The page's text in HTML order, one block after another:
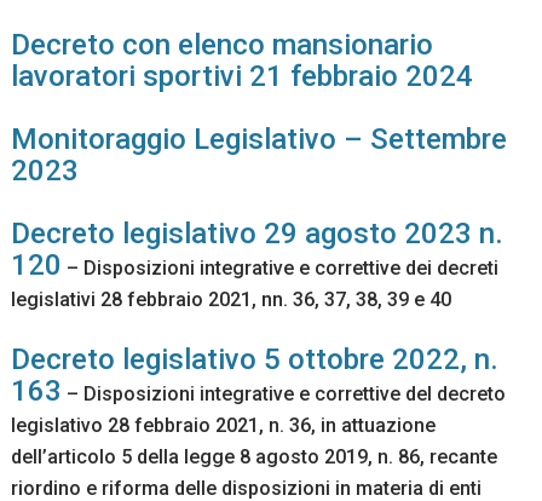
Decreto con elenco mansionario
lavoratori sportivi 21 febbraio 2024
Monitoraggio Legislativo – Settembre
2023
Decreto legislativo 29 agosto 2023 n.
120 – Disposizioni integrative e correttive dei decreti
legislativi 28 febbraio 2021, nn. 36, 37, 38, 39 e 40
Decreto legislativo 5 ottobre 2022, n.
163 – Disposizioni integrative e correttive del decreto
legislativo 28 febbraio 2021, n. 36, in attuazione
dell’articolo 5 della legge 8 agosto 2019, n. 86, recante
riordino e riforma delle disposizioni in materia di enti